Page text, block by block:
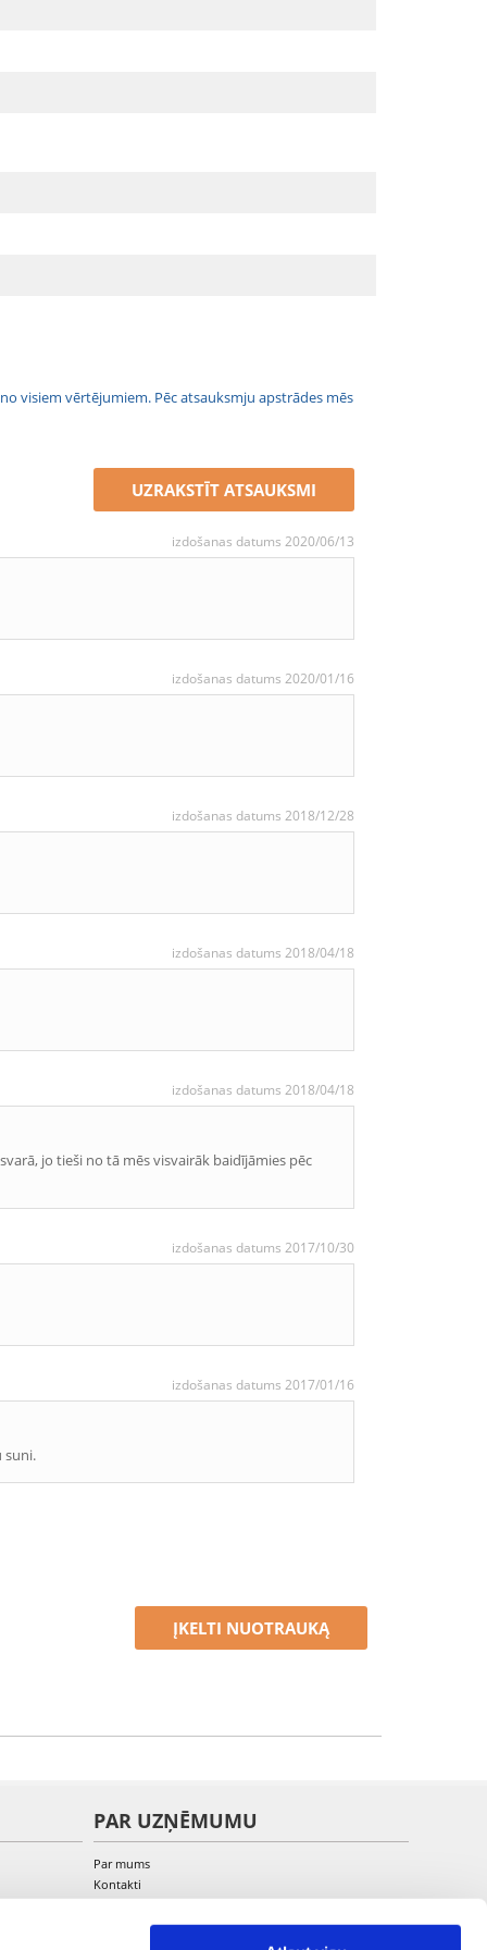
visiem vērtējumiem. Pēc atsauksmju apstrādes mēs
UZRAKSTĪT ATSAUKSMI
izdošanas datums 2020/06/13
izdošanas datums 2020/01/16
izdošanas datums 2018/12/28
izdošanas datums 2018/04/18
izdošanas datums 2018/04/18
jo tieši no tā mēs visvairāk baidījāmies pēc
izdošanas datums 2017/10/30
izdošanas datums 2017/01/16
suni.
ĮKELTI NUOTRAUKĄ
PAR UZŅĒMUMU
Par mums
Kontakti